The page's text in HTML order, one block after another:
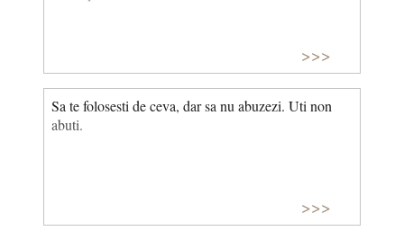
>>>
Sa te folosesti de ceva, dar sa nu abuzezi. Uti non
abuti.
>>>